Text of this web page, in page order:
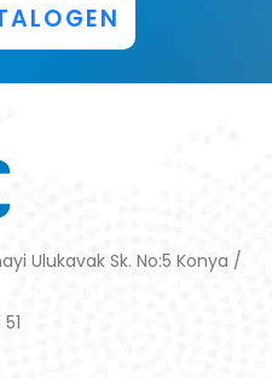
Ulukavak Sk. No:5 Konya /